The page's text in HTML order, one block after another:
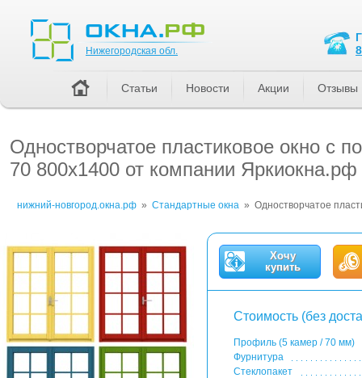
Одностворчатое пластиковое окно с
70 800x1400 от компании Яркиокна.рф
нижний-новгород.окна.рф » Стандартные окна » Одностворчатое
Хочу
купить
Стоимость (без
Профиль (5 камер / 70 мм)
Фурнитура
Стеклопакет
Нижегородская обл.
Статьи Новости Акции Отзывы